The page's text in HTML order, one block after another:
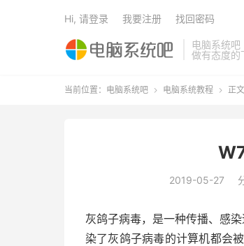
电脑系统吧
做有态度
Hi, 请登录 我要注册 找回密码
当前位置： 电脑系统吧  电脑系统教程  正文
2019-05-27
灰鸽子病毒，是一种传播、感
染了灰鸽子病毒的计算机都会